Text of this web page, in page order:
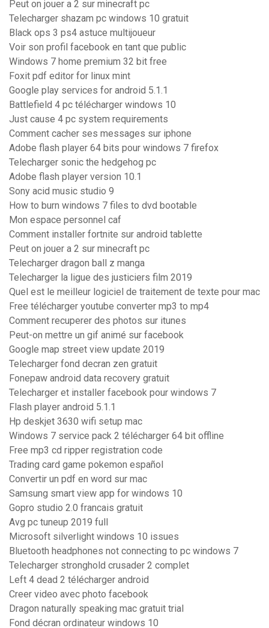
Peut on jouer a 2 sur minecraft pc
Telecharger shazam pc windows 10 gratuit
Black ops 3 ps4 astuce multijoueur
Voir son profil facebook en tant que public
Windows 7 home premium 32 bit free
Foxit pdf editor for linux mint
Google play services for android 5.1.1
Battlefield 4 pc télécharger windows 10
Just cause 4 pc system requirements
Comment cacher ses messages sur iphone
Adobe flash player 64 bits pour windows 7 firefox
Telecharger sonic the hedgehog pc
Adobe flash player version 10.1
Sony acid music studio 9
How to burn windows 7 files to dvd bootable
Mon espace personnel caf
Comment installer fortnite sur android tablette
Peut on jouer a 2 sur minecraft pc
Telecharger dragon ball z manga
Telecharger la ligue des justiciers film 2019
Quel est le meilleur logiciel de traitement de texte pour mac
Free télécharger youtube converter mp3 to mp4
Comment recuperer des photos sur itunes
Peut-on mettre un gif animé sur facebook
Google map street view update 2019
Telecharger fond decran zen gratuit
Fonepaw android data recovery gratuit
Telecharger et installer facebook pour windows 7
Flash player android 5.1.1
Hp deskjet 3630 wifi setup mac
Windows 7 service pack 2 télécharger 64 bit offline
Free mp3 cd ripper registration code
Trading card game pokemon español
Convertir un pdf en word sur mac
Samsung smart view app for windows 10
Gopro studio 2.0 francais gratuit
Avg pc tuneup 2019 full
Microsoft silverlight windows 10 issues
Bluetooth headphones not connecting to pc windows 7
Telecharger stronghold crusader 2 complet
Left 4 dead 2 télécharger android
Creer video avec photo facebook
Dragon naturally speaking mac gratuit trial
Fond décran ordinateur windows 10